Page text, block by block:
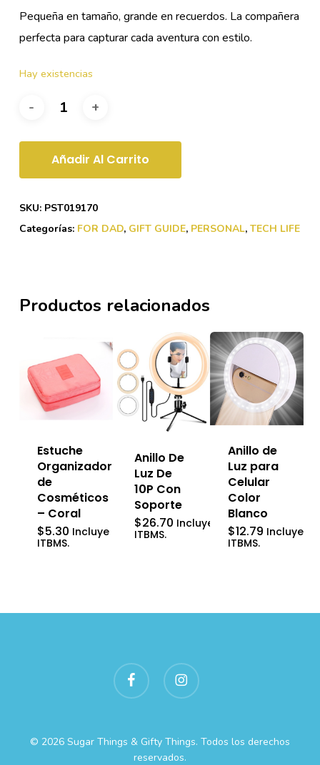
Pequeña en tamaño, grande en recuerdos. La compañera
perfecta para capturar cada aventura con estilo.
Hay existencias
Añadir Al Carrito
SKU: PST019170
Categorías: FOR DAD, GIFT GUIDE, PERSONAL, TECH LIFE
Productos relacionados
Estuche
Organizador
de
Cosméticos
– Coral
$5.30 Incluye
ITBMS.
Anillo De
Luz De
10P Con
Soporte
$26.70 Incluye
ITBMS.
Anillo de
Luz para
Celular
Color
Blanco
$12.79 Incluye
ITBMS.
facebook instagram
© 2026 Sugar Things & Gifty Things. Todos los derechos
reservados.